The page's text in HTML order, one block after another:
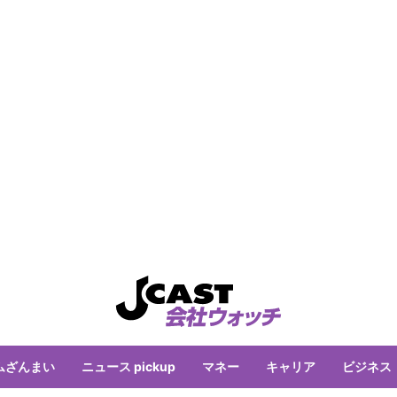
ざんまい ニュース pickup マネー キャリア ビジネス